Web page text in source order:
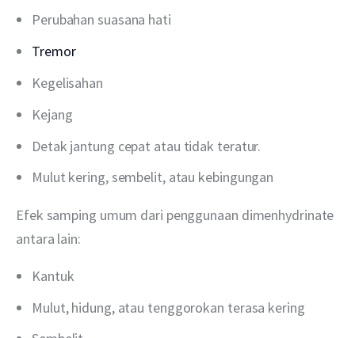
Perubahan suasana hati
Tremor
Kegelisahan
Kejang
Detak jantung cepat atau tidak teratur.
Mulut kering, sembelit, atau kebingungan
Efek samping umum dari penggunaan dimenhydrinate
antara lain:
Kantuk
Mulut, hidung, atau tenggorokan terasa kering